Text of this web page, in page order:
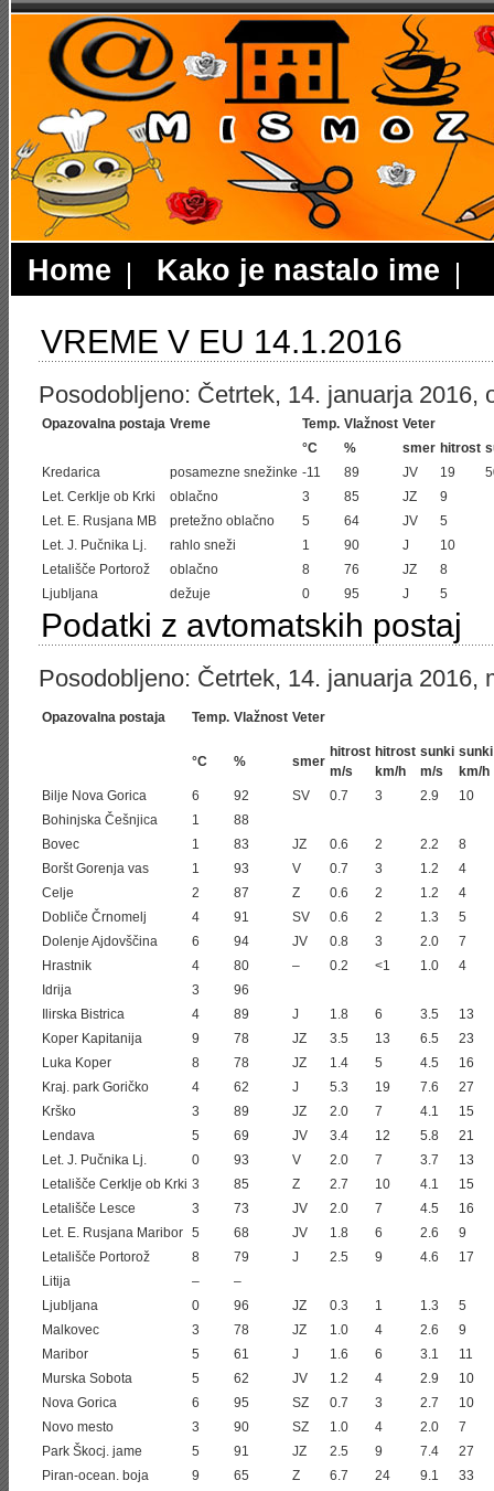
Home Kako je nastalo ime
VREME V EU 14.1.2016
Posodobljeno: Četrtek, 14. januarja 2016,
Opazovalna postaja Vreme Temp. Vlažnost Veter
°C
% smer hitrost
Kredarica
posamezne snežinke -11 89 JV 19
Let. Cerklje ob Krki
oblačno 3 85 JZ
9
Let. E. Rusjana MB
pretežno oblačno 5 64 JV
5
Let. J. Pučnika Lj.
rahlo sneži 1 90 J
10
Letališče Portorož
oblačno 8 76 JZ
8
Ljubljana
dežuje 0 95 J 5
Podatki z avtomatskih postaj
Posodobljeno: Četrtek, 14. januarja 2016,
Opazovalna postaja Temp. Vlažnost Veter
°C % smer
hitrost
m/s
hitrost
km/h
sunki
m/s
sunki
km/h
Bilje Nova Gorica
6 92 SV 0.7 3 2.9
10
Bohinjska Češnjica
1
88
Bovec
1 83 JZ 0.6 2 2.2
8
Boršt Gorenja vas
1 93 V 0.7 3 1.2
4
Celje
2 87 Z 0.6 2 1.2
4
Dobliče Črnomelj
4 91 SV 0.6 2 1.3
5
Dolenje Ajdovščina
6 94 JV 0.8 3 2.0
7
Hrastnik
4 80 – 0.2 <1 1.0
4
Idrija
3
96
Ilirska Bistrica
4 89 J 1.8 6 3.5
13
Koper Kapitanija
9 78 JZ 3.5 13 6.5
23
Luka Koper
8 78 JZ 1.4 5 4.5
16
Kraj. park Goričko
4 62 J 5.3 19 7.6
27
Krško
3 89 JZ 2.0 7 4.1
15
Lendava
5 69 JV 3.4 12 5.8
21
Let. J. Pučnika Lj.
0 93 V 2.0 7 3.7
13
Letališče Cerklje ob Krki 3 85 Z 2.7 10 4.1
15
Letališče Lesce
3 73 JV 2.0 7 4.5
16
Let. E. Rusjana Maribor 5 68 JV 1.8 6 2.6
9
Letališče Portorož
8 79 J 2.5 9 4.6
17
Litija
–
–
Ljubljana
0 96 JZ 0.3 1 1.3
5
Malkovec
3 78 JZ 1.0 4 2.6
9
Maribor
5 61 J 1.6 6 3.1
11
Murska Sobota
5 62 JV 1.2 4 2.9
10
Nova Gorica
6 95 SZ 0.7 3 2.7
10
Novo mesto
3 90 SZ 1.0 4 2.0
7
Park Škocj. jame
5 91 JZ 2.5 9 7.4
27
Piran-ocean. boja
9 65 Z 6.7 24 9.1
33